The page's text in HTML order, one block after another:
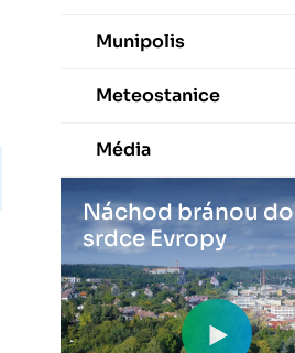
Munipolis
Meteostanice
Média
Náchod bránou do
srdce Evropy